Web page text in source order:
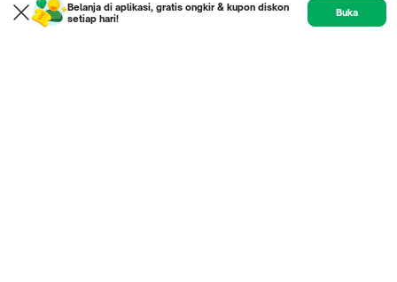
Belanja di aplikasi, gratis ongkir & kupon diskon
setiap hari!
Buka